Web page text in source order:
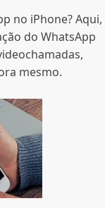
no ​​iPhone? Aqui,
do WhatsApp
mesmo.